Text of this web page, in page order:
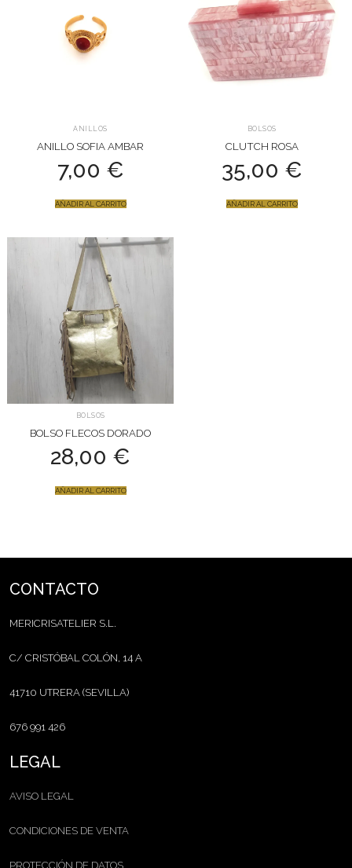
ANILLOS
ANILLO SOFIA AMBAR
7,00 €
AÑADIR AL CARRITO
BOLSOS
CLUTCH ROSA
35,00 €
AÑADIR AL CARRITO
BOLSOS
BOLSO FLECOS DORADO
28,00 €
AÑADIR AL CARRITO
CONTACTO
MERICRISATELIER S.L.
C/ CRISTÓBAL COLÓN, 14 A
41710 UTRERA (SEVILLA)
676 991 426
LEGAL
AVISO LEGAL
CONDICIONES DE VENTA
PROTECCIÓN DE DATOS